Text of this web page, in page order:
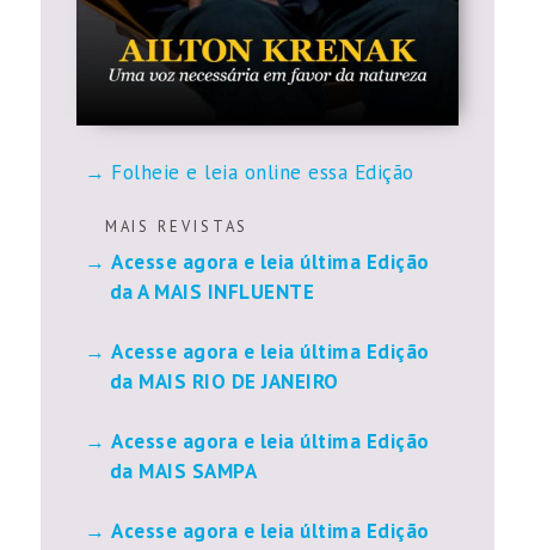
Folheie e leia online essa Edição
M A I S R E V I S T A S
Acesse agora e leia última Edição
da A MAIS INFLUENTE
Acesse agora e leia última Edição
da MAIS RIO DE JANEIRO
Acesse agora e leia última Edição
da MAIS SAMPA
Acesse agora e leia última Edição